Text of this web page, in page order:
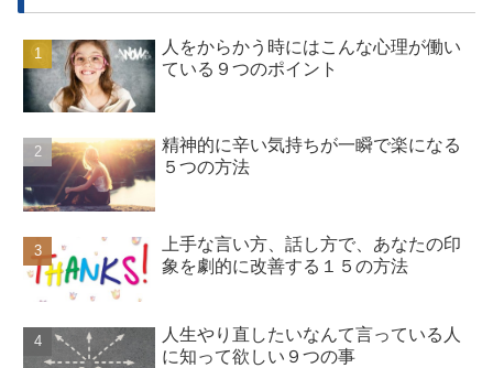
人をからかう時にはこんな心理が働い
ている９つのポイント
精神的に辛い気持ちが一瞬で楽になる
５つの方法
上手な言い方、話し方で、あなたの印
象を劇的に改善する１５の方法
人生やり直したいなんて言っている人
に知って欲しい９つの事